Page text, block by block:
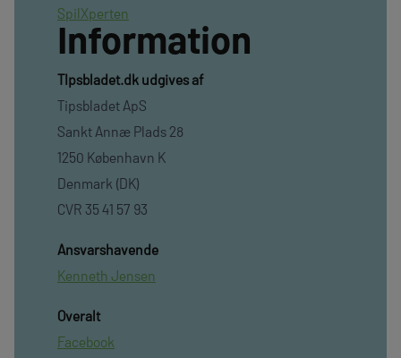
SpilXperten
Information
TIpsbladet.dk udgives af
Tipsbladet ApS
Sankt Annæ Plads 28
1250 København K
Denmark (DK)
CVR 35 41 57 93
Ansvarshavende
Kenneth Jensen
Overalt
Facebook